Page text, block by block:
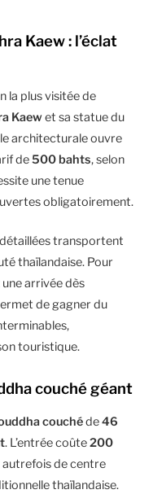
Kaew : l’éclat
la plus visitée de
Kaewet sa statue du
architecturale ouvre
de500 bahts, selon
une tenue
obligatoirement.
transportent
thaïlandaise. Pour
arrivée dès
de gagner du
touristique.
couché géant
couchéde46
. L’entrée coûte200
de centre
thaïlandaise.